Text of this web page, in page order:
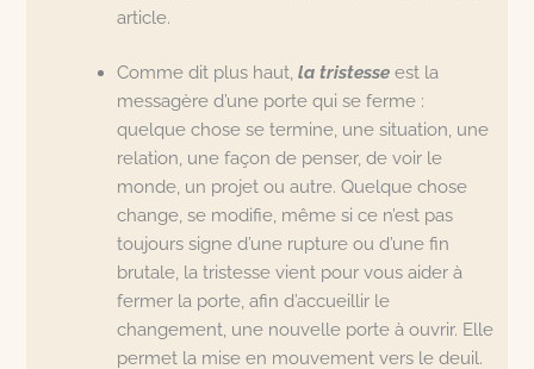
article.
Comme dit plus haut,la tristesse est la
messagère d’une porte qui se ferme :
quelque chose se termine, une situation, une
relation, une façon de penser, de voir le
monde, un projet ou autre. Quelque chose
change, se modifie, même si ce n’est pas
toujours signe d’une rupture ou d’une fin
brutale, la tristesse vient pour vous aider à
fermer la porte, afin d’accueillir le
changement, une nouvelle porte à ouvrir. Elle
permet la mise en mouvement vers le deuil.